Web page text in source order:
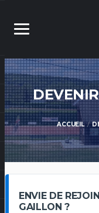
ACCUEIL
ENVIE DE
GAILLON ?